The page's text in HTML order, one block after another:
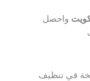
واحصل
في تنظيف